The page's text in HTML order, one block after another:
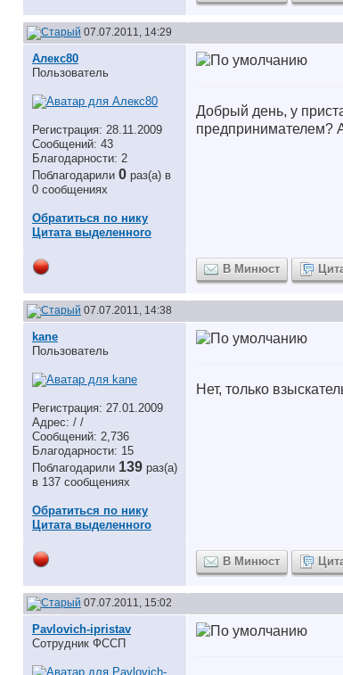
07.07.2011, 14:29
Алекс80
Пользователь
Регистрация: 28.11.2009
Сообщений: 43
Благодарности: 2
Поблагодарили 0 раз(а) в
0 сообщениях
Обратиться по нику
Цитата выделенного
Добрый день, у
предпринимателем?
В Минюст
07.07.2011, 14:38
kane
Пользователь
Регистрация: 27.01.2009
Адрес: / /
Сообщений: 2,736
Благодарности: 15
Поблагодарили 139 раз(а)
в 137 сообщениях
Обратиться по нику
Цитата выделенного
Нет, только
В Минюст
07.07.2011, 15:02
Pavlovich-ipristav
Сотрудник ФССП